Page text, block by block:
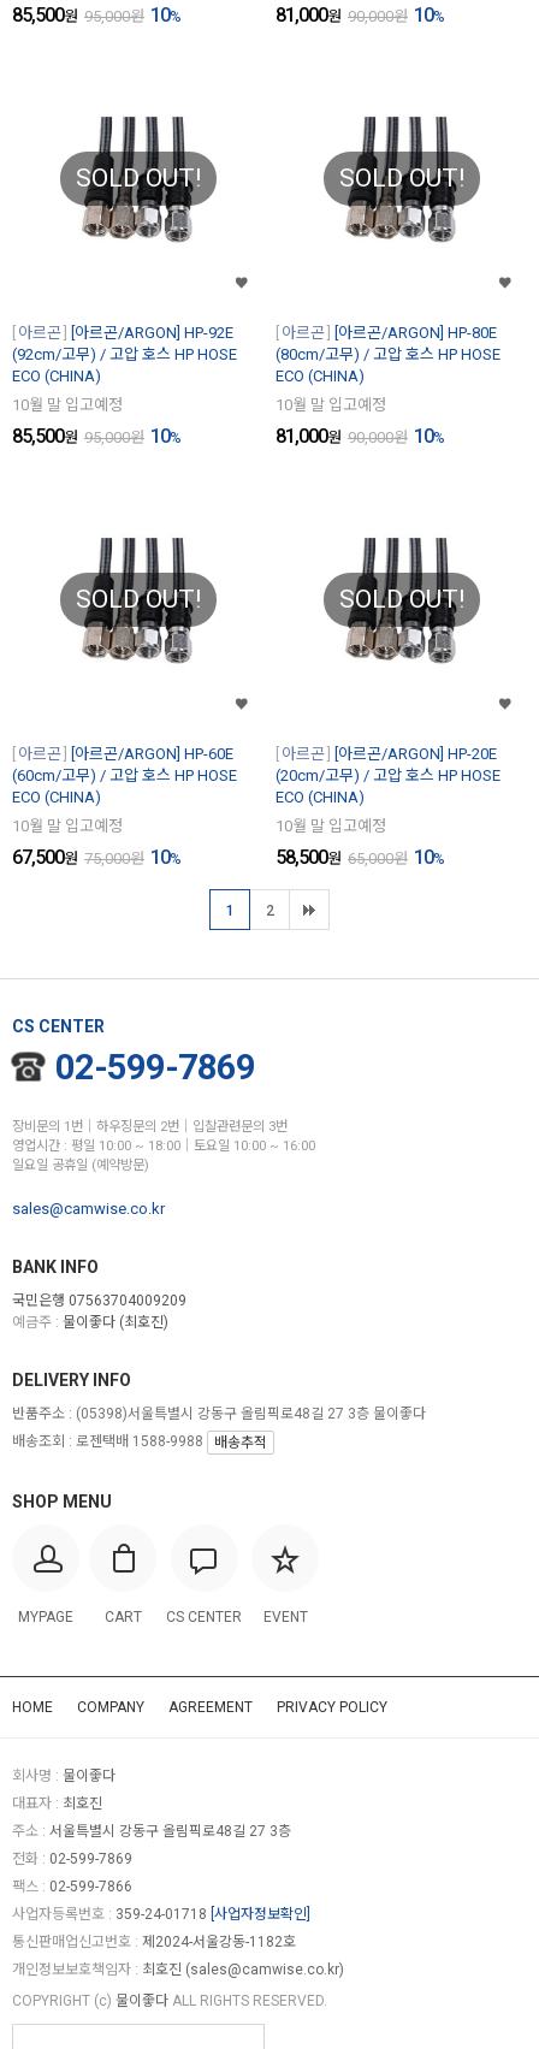
85,500원 95,000원 10% 81,000원 90,000원 10%
SOLD OUT!
아르곤
[아르곤/ARGON] HP-92E
(92cm/고무) / 고압 호스 HP HOSE
ECO (CHINA)
10월 말 입고예정
85,500원 95,000원 10%
SOLD OUT!
아르곤
[아르곤/ARGON] HP-80E
(80cm/고무) / 고압 호스 HP HOSE
ECO (CHINA)
10월 말 입고예정
81,000원 90,000원 10%
SOLD OUT!
아르곤
[아르곤/ARGON] HP-60E
(60cm/고무) / 고압 호스 HP HOSE
ECO (CHINA)
10월 말 입고예정
67,500원 75,000원 10%
SOLD OUT!
아르곤
[아르곤/ARGON] HP-20E
(20cm/고무) / 고압 호스 HP HOSE
ECO (CHINA)
10월 말 입고예정
58,500원 65,000원 10%
1 2
CS CENTER
02-599-7869
장비문의 1번│하우징문의 2번│입찰관련문의 3번
영업시간 : 평일 10:00 ~ 18:00│토요일 10:00 ~ 16:00
일요일 공휴일 (예약방문)
sales@camwise.co.kr
BANK INFO
국민은행 07563704009209
예금주 : 물이좋다 (최호진)
SHOP MENU
MYPAGE CART CS CENTER EVENT
DELIVERY INFO
반품주소 : (05398)서울특별시 강동구 올림픽로48길 27 3층 물이좋다
배송조회 : 로젠택배 1588-9988
배송추적
HOME COMPANY AGREEMENT PRIVACY POLICY
회사명 : 물이좋다
대표자 : 최호진
주소 : 서울특별시 강동구 올림픽로48길 27 3층
전화 : 02-599-7869
팩스 : 02-599-7866
사업자등록번호 : 359-24-01718 [사업자정보확인]
통신판매업신고번호 : 제2024-서울강동-1182호
개인정보보호책임자 : 최호진 (sales@camwise.co.kr)
COPYRIGHT (c) 물이좋다 ALL RIGHTS RESERVED.